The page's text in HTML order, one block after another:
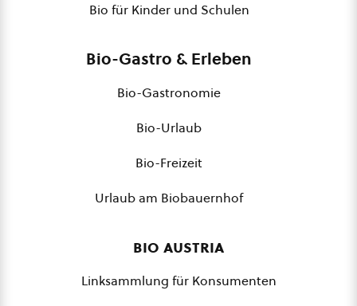
Bio für Kinder und Schulen
Bio-Gastro & Erleben
Bio-Gastronomie
Bio-Urlaub
Bio-Freizeit
Urlaub am Biobauernhof
bio austria
Linksammlung für Konsumenten